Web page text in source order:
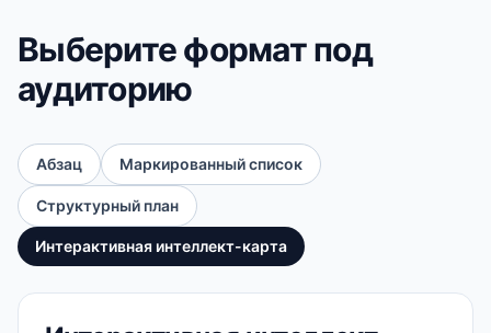
Выберите формат под
аудиторию
Абзац Маркированный список
Структурный план
Интерактивная интеллект-карта